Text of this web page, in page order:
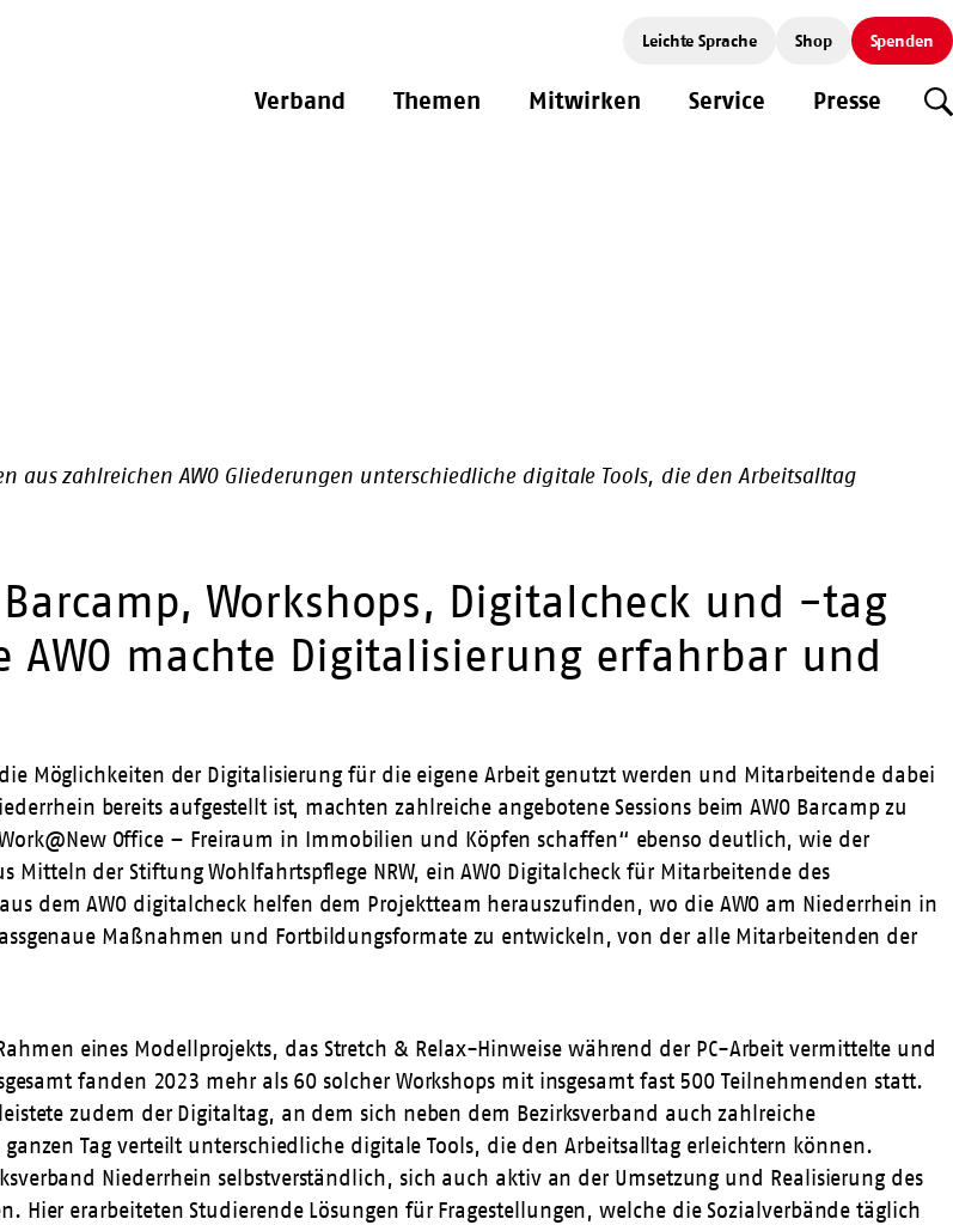
Leichte Sprache Shop Spenden
Verband Themen Mitwirken Service Presse
aus zahlreichen AWO Gliederungen unterschiedliche digitale Tools, die den Arbeitsalltag
Workshops, Digitalcheck und -tag
AWO machte Digitalisierung erfahrbar und
Möglichkeiten der Digitalisierung für die eigene Arbeit genutzt werden und Mitarbeitende dabei
bereits aufgestellt ist, machten zahlreiche angebotene Sessions beimAWO Barcampzu
Office – Freiraum in Immobilien und Köpfen schaffen“ ebenso deutlich, wie der
Mitteln der Stiftung Wohlfahrtspflege NRW, einAWO Digitalcheck für Mitarbeitende des
dem AWO digitalcheck helfen dem Projektteam herauszufinden, wo die AWO am Niederrhein in
Maßnahmen und Fortbildungsformate zu entwickeln, von der alle Mitarbeitenden der
eines Modellprojekts, das Stretch & Relax-Hinweise während der PC-Arbeit vermittelte und
fanden 2023 mehr als 60 solcher Workshops mit insgesamt fast 500 Teilnehmenden statt.
zudem der Digitaltag, an dem sich neben dem Bezirksverband auch zahlreiche
Tag verteilt unterschiedliche digitale Tools, die den Arbeitsalltag erleichtern können.
Niederrhein selbstverständlich, sich auch aktiv an der Umsetzung und Realisierung des
Hier erarbeiteten Studierende Lösungen für Fragestellungen, welche die Sozialverbände täglich